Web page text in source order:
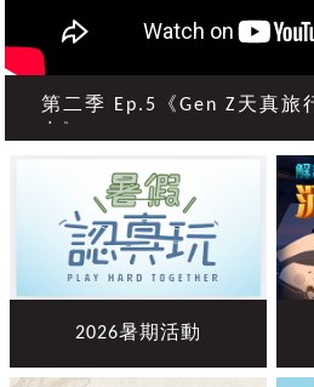
第二季 Ep.5《Gen Z天真旅
2026暑期活動